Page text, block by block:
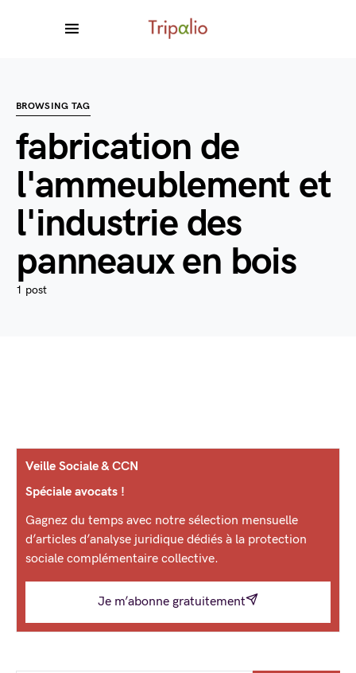
BROWSING TAG
fabrication de
l'ammeublement et
l'industrie des
panneaux en bois
1 post
Veille Sociale & CCN
Spéciale avocats !
Gagnez du temps avec notre sélection mensuelle
d’articles d’analyse juridique dédiés à la protection
sociale complémentaire collective.
Je m’abonne gratuitement